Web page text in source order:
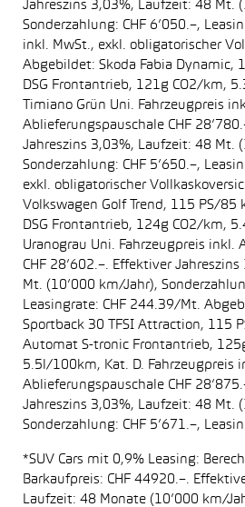
Jahreszins 3,03%, Laufzeit: 48 Mt.
Sonderzahlung: CHF 6’050.–,
inkl. MwSt., exkl. obligatorischer
Abgebildet: Skoda Fabia Dynamic,
DSG Frontantrieb, 121g CO2/km,
Timiano Grün Uni. Fahrzeugpreis
Ablieferungspauschale CHF
Jahreszins 3,03%, Laufzeit: 48 Mt.
Sonderzahlung: CHF 5’650.–,
exkl. obligatorischer
Volkswagen Golf Trend, 115 PS/85
DSG Frontantrieb, 124g CO2/km,
Uranograu Uni. Fahrzeugpreis inkl.
CHF 28’602.–. Effektiver
Mt. (10’000 km/Jahr),
Leasingrate: CHF 244.39/Mt.
Sportback 30 TFSI Attraction, 115
Automat S-tronic Frontantrieb,
5.5l/100km, Kat. D. Fahrzeugpreis
Ablieferungspauschale CHF
Jahreszins 3,03%, Laufzeit: 48 Mt.
Sonderzahlung: CHF 5’671.–,
*SUV Cars mit 0,9% Leasing:
Barkaufpreis: CHF 44920.–.
Laufzeit: 48 Monate (10’000 km/